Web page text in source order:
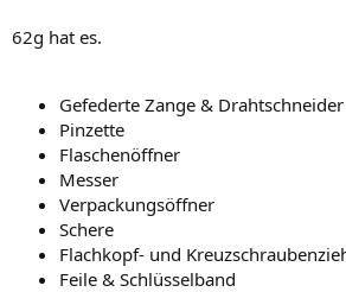
62g hat es.
Gefederte Zange & Drahtschneider
Pinzette
Flaschenöffner
Messer
Verpackungsöffner
Schere
Flachkopf- und
Feile & Schlüsselband